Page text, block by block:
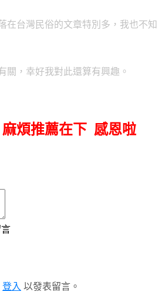
在台灣民俗的文章特別多，我也不知
，幸好我對此還算有興趣。
煩推薦在下 感恩啦
登入 以發表留言。